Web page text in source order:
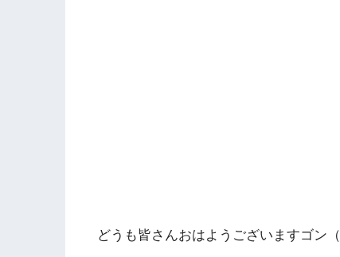
どうも皆さんおはようございますゴン（